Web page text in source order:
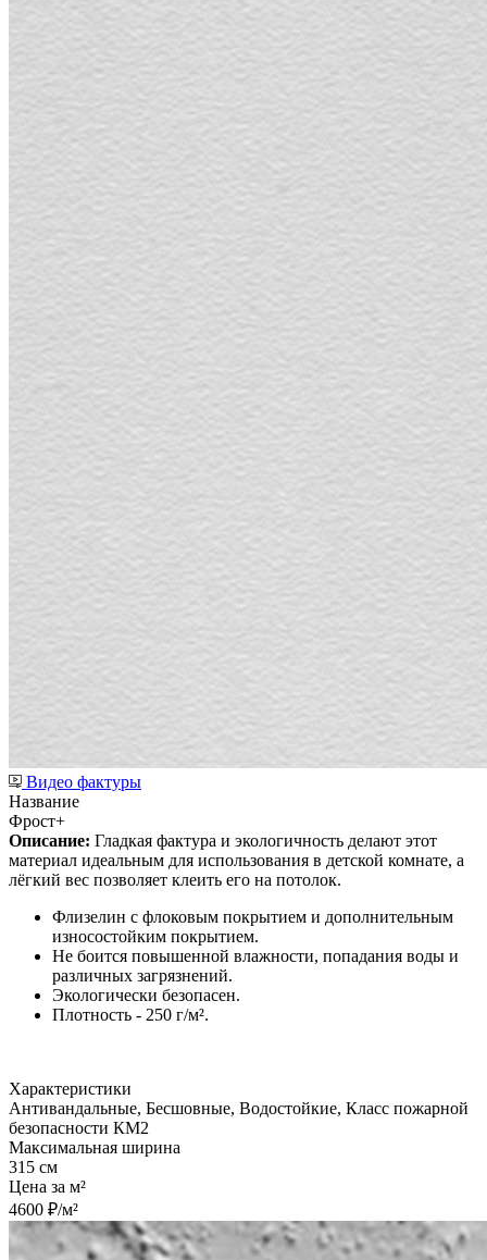
Видео фактуры
Название
Фрост+
Описание: Гладкая фактура и экологичность делают этот
материал идеальным для использования в детской комнате, а
лёгкий вес позволяет клеить его на потолок.
Флизелин с флоковым покрытием и дополнительным
износостойким покрытием.
Не боится повышенной влажности, попадания воды и
различных загрязнений.
Экологически безопасен.
Плотность - 250 г/м².
Характеристики
Антивандальные, Бесшовные, Водостойкие, Класс пожарной
безопасности КМ2
Максимальная ширина
315 см
Цена за м²
4600 ₽/м²